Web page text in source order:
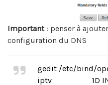
Important: penser à ajouter
configuration du DNS
gedit /etc/bind/
iptv 1D IN A